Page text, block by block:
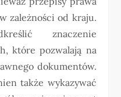
zależności od kraju.
znaczenie
które pozwalają na
dokumentów.
także wykazywać